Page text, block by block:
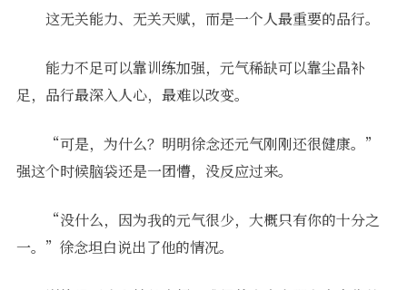
这无关能力、无关天赋，而是一个人最重要的品行。
能力不足可以靠训练加强，元气稀缺可以靠尘晶补
足，品行最深入人心，最难以改变。
“可是，为什么？明明徐念还元气刚刚还很健康。”
强这个时候脑袋还是一团懵，没反应过来。
“没什么，因为我的元气很少，大概只有你的十分之
一。”徐念坦白说出了他的情况。